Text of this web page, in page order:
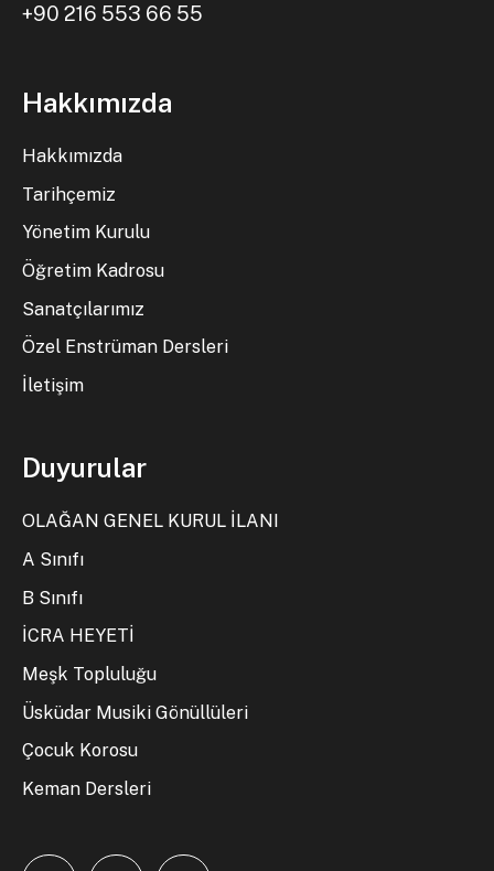
+90 216 553 66 55
Hakkımızda
Hakkımızda
Tarihçemiz
Yönetim Kurulu
Öğretim Kadrosu
Sanatçılarımız
Özel Enstrüman Dersleri
İletişim
Duyurular
OLAĞAN GENEL KURUL İLANI
A Sınıfı
B Sınıfı
İCRA HEYETİ
Meşk Topluluğu
Üsküdar Musiki Gönüllüleri
Çocuk Korosu
Keman Dersleri